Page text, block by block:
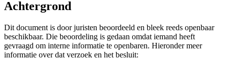
Achtergrond
Dit document is door juristen beoordeeld en bleek reeds openbaar
beschikbaar. Die beoordeling is gedaan omdat iemand heeft
gevraagd om interne informatie te openbaren. Hieronder meer
informatie over dat verzoek en het besluit: